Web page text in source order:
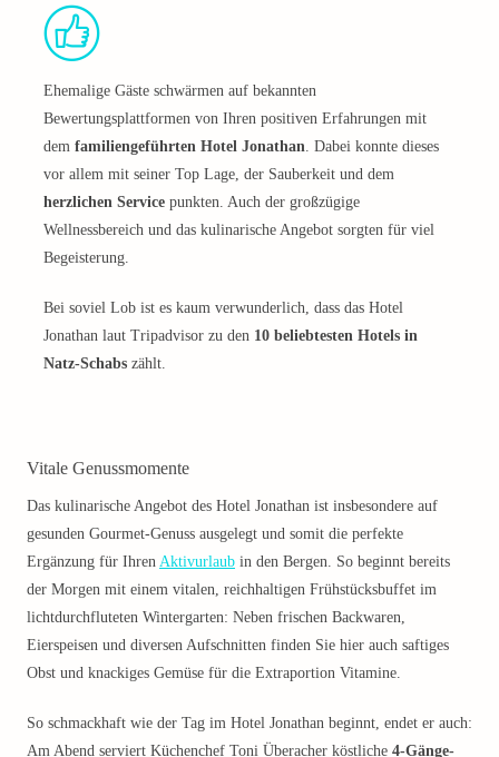
Ehemalige Gäste schwärmen auf bekannten
Bewertungsplattformen von Ihren positiven Erfahrungen mit
dem familiengeführten Hotel Jonathan. Dabei konnte dieses
vor allem mit seiner Top Lage, der Sauberkeit und dem
herzlichen Service punkten. Auch der großzügige
Wellnessbereich und das kulinarische Angebot sorgten für viel
Begeisterung.
Bei soviel Lob ist es kaum verwunderlich, dass das Hotel
Jonathan laut Tripadvisor zu den 10 beliebtesten Hotels in
Natz-Schabs zählt.
Vitale Genussmomente
Das kulinarische Angebot des Hotel Jonathan ist insbesondere auf
gesunden Gourmet-Genuss ausgelegt und somit die perfekte
Ergänzung für Ihren Aktivurlaub in den Bergen. So beginnt bereits
der Morgen mit einem vitalen, reichhaltigen Frühstücksbuffet im
lichtdurchfluteten Wintergarten: Neben frischen Backwaren,
Eierspeisen und diversen Aufschnitten finden Sie hier auch saftiges
Obst und knackiges Gemüse für die Extraportion Vitamine.
So schmackhaft wie der Tag im Hotel Jonathan beginnt, endet er auch:
Am Abend serviert Küchenchef Toni Überacher köstliche 4-Gänge-